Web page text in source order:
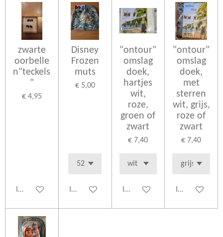
zwarte
oorbelle
n"teckels
"
€ 4,95
In winkelwagen
Disney
Frozen
muts
€ 5,00
In winkelwagen
"ontour"
omslag
doek,
hartjes
wit,
roze,
groen of
zwart
€ 7,40
In winkelwagen
"ontour"
omslag
doek,
met
sterren
wit, grijs,
roze of
zwart
€ 7,40
In